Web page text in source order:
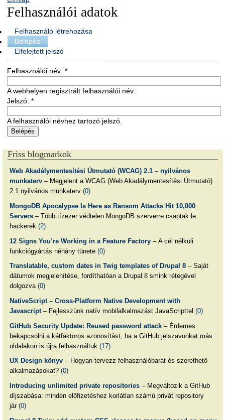
Felhasználói adatok
Felhasználó létrehozása
Belépés
Elfelejtett jelszó
Felhasználói név: *
A webhelyen regisztrált felhasználói név.
Jelszó: *
A felhasználói névhez tartozó jelszó.
Friss blogmarkok
Web Akadálymentesítési Útmutató (WCAG) 2.1 – nyilvános
munkaterv– Megjelent a WCAG (Web Akadálymentesítési Útmutató)
2.1 nyilvános munkaterv (0)
MongoDB Apocalypse Is Here as Ransom Attacks Hit 10,000
Servers– Több tízezer védtelen MongoDB szerverre csaptak le
hackerek (2)
12 Signs You’re Working in a Feature Factory– A cél nélküli
funkciógyártás néhány tünete (0)
Translatable, custom dates in Twig templates of Drupal 8– Saját
dátumok megjelenítése, fordíthatóan a Drupal 8 smink rétegével
dolgozva (0)
NativeScript – Cross-Platform Native Development with
Javascript– Fejlesszünk natív mobilalkalmazást JavaScripttel (0)
GitHub Security Update: Reused password attack– Érdemes
bekapcsolni a kétfaktoros azonosítást, ha a GitHub jelszavunkat más
oldalakon is újra felhasználtuk (17)
UX Design könyv– Hogyan tervezz felhasználóbarát és szerethető
alkalmazásokat? (0)
Introducing unlimited private repositories– Megváltozik a GitHub
díjszabása: minden előfizetéshez korlátlan számú privát repository
jár (0)